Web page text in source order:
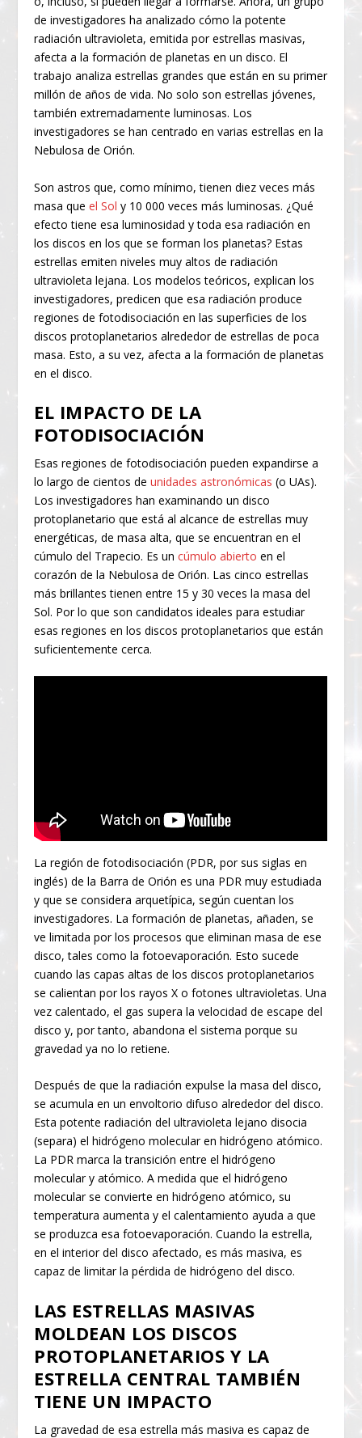
de investigadores ha analizado cómo la potente
radiación ultravioleta, emitida por estrellas masivas,
afecta a la formación de planetas en un disco. El
trabajo analiza estrellas grandes que están en su primer
millón de años de vida. No solo son estrellas jóvenes,
también extremadamente luminosas. Los
investigadores se han centrado en varias estrellas en la
Nebulosa de Orión.
Son astros que, como mínimo, tienen diez veces más
masa queel Sol y 10 000 veces más luminosas. ¿Qué
efecto tiene esa luminosidad y toda esa radiación en
los discos en los que se forman los planetas? Estas
estrellas emiten niveles muy altos de radiación
ultravioleta lejana. Los modelos teóricos, explican los
investigadores, predicen que esa radiación produce
regiones de fotodisociación en las superficies de los
discos protoplanetarios alrededor de estrellas de poca
masa. Esto, a su vez, afecta a la formación de planetas
en el disco.
EL IMPACTO DE LA
FOTODISOCIACIÓN
Esas regiones de fotodisociación pueden expandirse a
lo largo de cientos deunidades astronómicas (o UAs).
Los investigadores han examinando un disco
protoplanetario que está al alcance de estrellas muy
energéticas, de masa alta, que se encuentran en el
cúmulo del Trapecio. Es uncúmulo abierto en el
corazón de la Nebulosa de Orión. Las cinco estrellas
más brillantes tienen entre 15 y 30 veces la masa del
Sol. Por lo que son candidatos ideales para estudiar
esas regiones en los discos protoplanetarios que están
suficientemente cerca.
La región de fotodisociación (PDR, por sus siglas en
inglés) de la Barra de Orión es una PDR muy estudiada
y que se considera arquetípica, según cuentan los
investigadores. La formación de planetas, añaden, se
ve limitada por los procesos que eliminan masa de ese
disco, tales como la fotoevaporación. Esto sucede
cuando las capas altas de los discos protoplanetarios
se calientan por los rayos X o fotones ultravioletas. Una
vez calentado, el gas supera la velocidad de escape del
disco y, por tanto, abandona el sistema porque su
gravedad ya no lo retiene.
Después de que la radiación expulse la masa del disco,
se acumula en un envoltorio difuso alrededor del disco.
Esta potente radiación del ultravioleta lejano disocia
(separa) el hidrógeno molecular en hidrógeno atómico.
La PDR marca la transición entre el hidrógeno
molecular y atómico. A medida que el hidrógeno
molecular se convierte en hidrógeno atómico, su
temperatura aumenta y el calentamiento ayuda a que
se produzca esa fotoevaporación. Cuando la estrella,
en el interior del disco afectado, es más masiva, es
capaz de limitar la pérdida de hidrógeno del disco.
LAS ESTRELLAS MASIVAS
MOLDEAN LOS DISCOS
PROTOPLANETARIOS Y LA
ESTRELLA CENTRAL TAMBIÉN
TIENE UN IMPACTO
La gravedad de esa estrella más masiva es capaz de